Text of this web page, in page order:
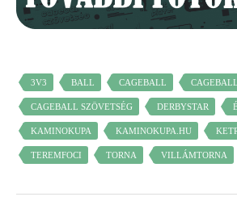
3V3 BALL CAGEBALL
CAGEBALL SZÖVETSÉG DERBYSTAR
KAMINOKUPA KAMINOKUPA.HU
TEREMFOCI TORNA VILLÁMTORNA